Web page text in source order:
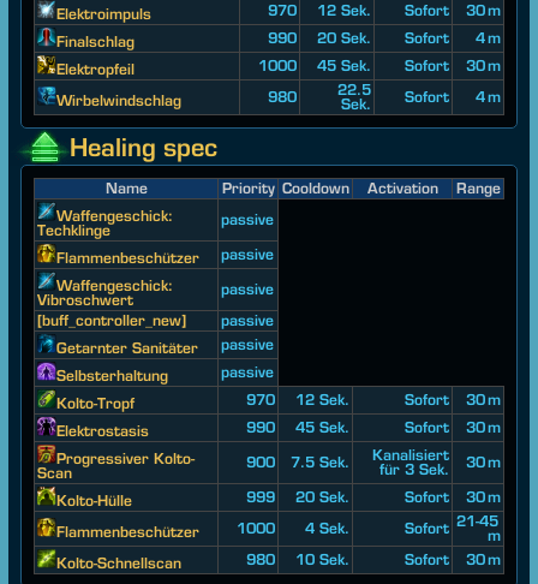
Elektroimpuls
970 12 Sek. Sofort
30 m
Finalschlag
990 20 Sek. Sofort
4 m
Elektropfeil
1000 45 Sek. Sofort
30 m
Wirbelwindschlag
980
22.5
Sek.
Sofort 4 m
Healing spec
Name Priority Cooldown Activation
Range
Waffengeschick:
Techklinge
passive
Flammenbeschützer
passive
Waffengeschick:
Vibroschwert
passive
[buff_controller_new]
passive
Getarnter Sanitäter
passive
Selbsterhaltung
passive
Kolto-Tropf
970 12 Sek. Sofort
30 m
Elektrostasis
990 45 Sek. Sofort
30 m
Progressiver Kolto-
Scan
900 7.5 Sek.
Kanalisiert
für 3 Sek.
30 m
Kolto-Hülle 999 20 Sek. Sofort
30 m
Flammenbeschützer
1000 4 Sek. Sofort 21-45
m
Kolto-Schnellscan
980 10 Sek. Sofort 30 m